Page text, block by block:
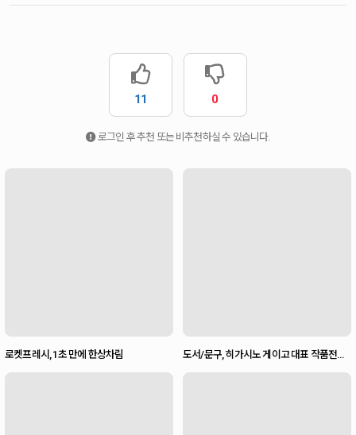
11 0
로그인 후 추천 또는 비추천하실 수 있습니다.
로켓프레시, 1초 만에 한상차림
도서/문구, 히가시노 게이고 대표 작품전